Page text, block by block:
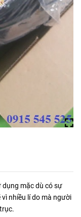
dụng mặc dù có sự
nhiều lí do mà người